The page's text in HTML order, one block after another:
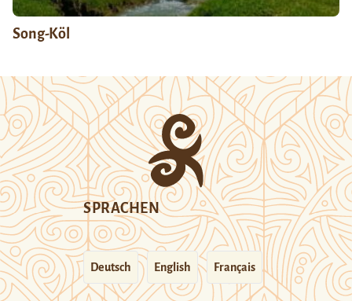
Song-Köl
SPRACHEN
Deutsch English Français